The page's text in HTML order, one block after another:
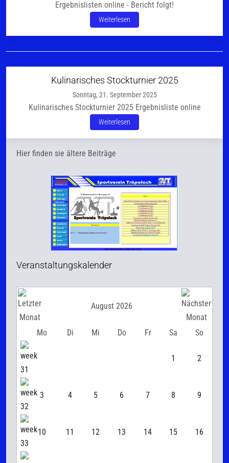
Ergebnislisten online - Bericht folgt!
Weiterlesen
Kulinarisches Stockturnier 2025
Sonntag, 21. September 2025
Kulinarisches Stockturnier 2025 Ergebnisliste online
Weiterlesen
Hier finden sie ältere Beiträge
Veranstaltungskalender
August 2026
Mo Di Mi Do Fr Sa So
1 2
3 4 5 6 7 8 9
10 11 12 13 14 15 16